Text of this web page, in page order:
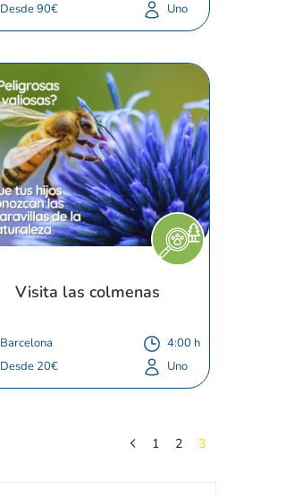
Desde 90€
Uno
Visita las colmenas
Barcelona
Desde 20€
4:00 h
Uno
1 2 3